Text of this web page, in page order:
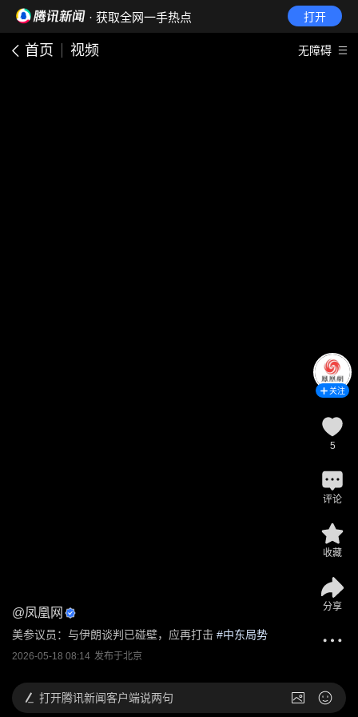
· 获取全网一手热点 打开
首页 视频 无障碍
@凤凰网
美参议员：与伊朗谈判已碰壁，应再打击 #中东局势
2026-05-18 08:14 发布于北京
关注
5
评论
收藏
分享
打开腾讯新闻客户端说两句